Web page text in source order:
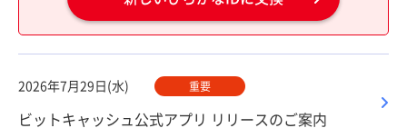
2026年7月29日(水) 重要
ビットキャッシュ公式アプリ リリースのご案内